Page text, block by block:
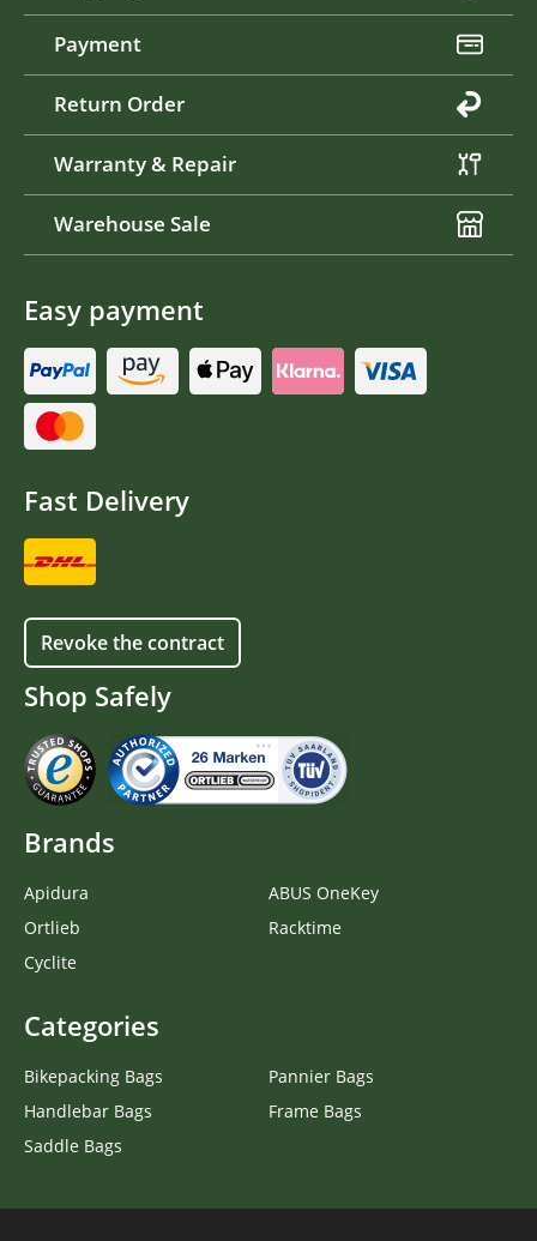
Payment
Return Order
Warranty & Repair
Warehouse Sale
Easy payment
Fast Delivery
Revoke the contract
Shop Safely
Brands
Apidura
Ortlieb
Cyclite
ABUS OneKey
Racktime
Categories
Bikepacking Bags
Handlebar Bags
Saddle Bags
Pannier Bags
Frame Bags